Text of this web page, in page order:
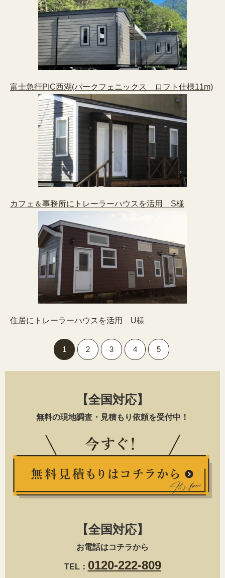
富士急行PIC西湖(パークフェニックス ロフト仕様11m)
カフェ＆事務所にトレーラーハウスを活用 S様
住居にトレーラーハウスを活用 U様
1 2 3 4 5
【全国対応】
無料の現地調査・見積もり依頼を受付中！
【全国対応】
お電話はコチラから
TEL： 0120-222-809